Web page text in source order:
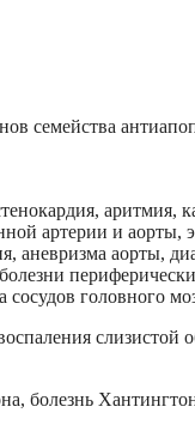
семейства
аритмия,
артерии и аорты,
аневризма аорты,
головного
слизистой
болезнь